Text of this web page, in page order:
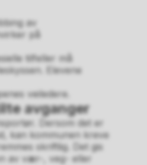
av
på
tilfeller må
Elevene
veiledere.
avganger
Dersom det er
kan kommunen kreve
skriftlig. Det gis
av vær-, veg- eller